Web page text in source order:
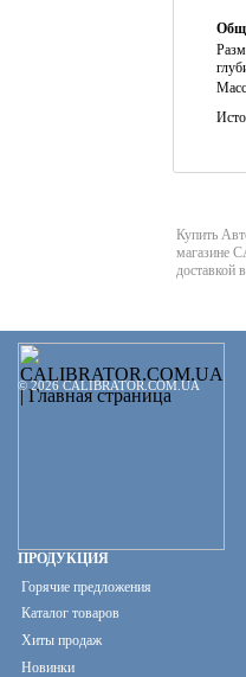
Купить
магазине
доставкой
© 2026 CALIBRATOR.COM.UA
ПРОДУКЦИЯ
Горячие предложения
Каталог товаров
Хиты продаж
Новинки